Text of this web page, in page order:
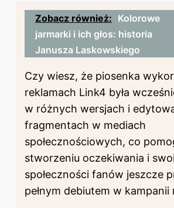
Zobacz również: Kolorowe
jarmarki i ich głos: historia
Janusza Laskowskiego
Czy wiesz, że piosenka
reklamach Link4 była
w różnych wersjach i
fragmentach w mediach
społecznościowych, co
stworzeniu oczekiwania i
społeczności fanów jeszcze
pełnym debiutem w kampanii